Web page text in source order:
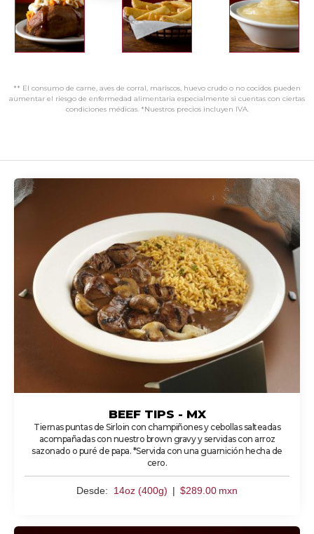
** El consumo de carne, aves de corral, mariscos, huevo crudo o no cocidos pueden
aumentar el riesgo de enfermedad alimentaria especialmente si cuentas con ciertas
condiciones médicas. *Nuestros precios incluyen IVA.
BEEF TIPS - MX
Tiernas puntas de Sirloin con champiñones y cebollas salteadas
acompañadas con nuestro brown gravy y servidas con arroz
sazonado o puré de papa. *Servida con una guarnición hecha de
cero.
Desde: 14oz (400g) | $289.00 mxn